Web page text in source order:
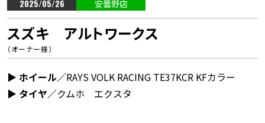
2025/05/26 安曇野店
スズキ アルトワークス
（オーナー様）
▶︎ ホイール／RAYS VOLK RACING TE37KCR KFカラー
▶︎ タイヤ／クムホ エクスタ